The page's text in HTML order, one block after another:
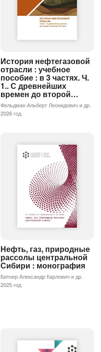
История нефтегазовой
отрасли : учебное
пособие : в 3 частях. Ч.
1.. С древнейших
времен до второй…
Фельдман Альберт Леонидович и др.
2026 год
Нефть, газ, природные
рассолы центральной
Сибири : монография
Битнер Александр Карлович и др.
2025 год